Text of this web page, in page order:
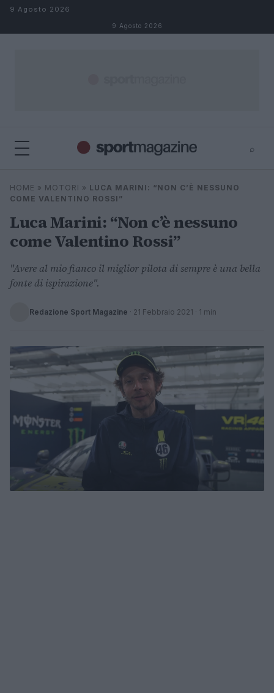
Salta al contenuto
9 Agosto 2026
9 Agosto 2026
⌕
Cerca
⌕
HOME » MOTORI » LUCA MARINI: “NON C’È NESSUNO
COME VALENTINO ROSSI”
Luca Marini: “Non c’è nessuno
come Valentino Rossi”
"Avere al mio fianco il miglior pilota di sempre è una bella
fonte di ispirazione".
Redazione Sport Magazine · 21 Febbraio 2021 · 1 min